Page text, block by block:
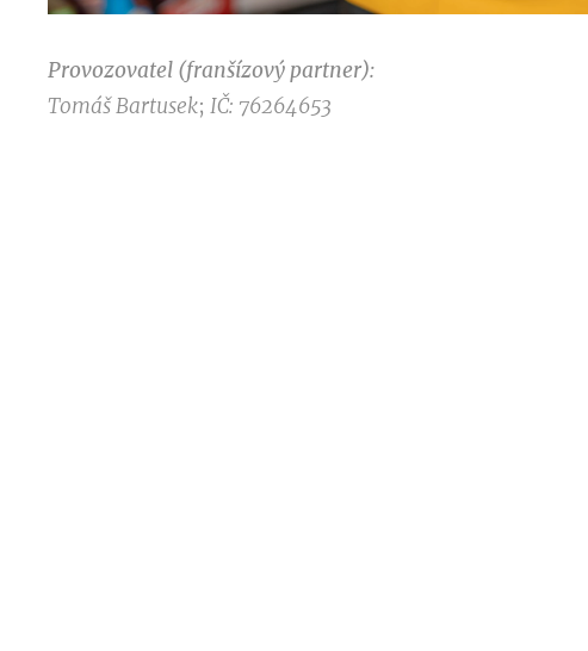
Provozovatel (franšízový partner):
Tomáš Bartusek; IČ: 76264653